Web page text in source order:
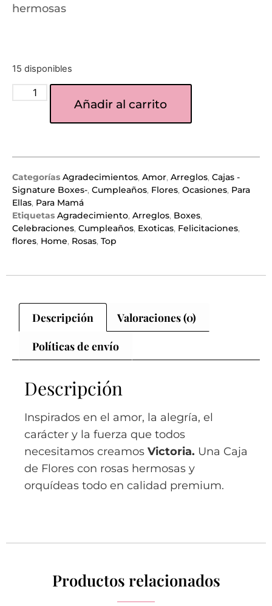
hermosas
15 disponibles
Añadir al carrito
Categorías Agradecimientos, Amor, Arreglos, Cajas -
Signature Boxes-, Cumpleaños, Flores, Ocasiones, Para
Ellas, Para Mamá
Etiquetas Agradecimiento, Arreglos, Boxes,
Celebraciones, Cumpleaños, Exoticas, Felicitaciones,
flores, Home, Rosas, Top
Descripción Valoraciones (0)
Políticas de envío
Descripción
Inspirados en el amor, la alegría, el
carácter y la fuerza que todos
necesitamos creamos Victoria. Una Caja
de Flores con rosas hermosas y
orquídeas todo en calidad premium.
Productos relacionados